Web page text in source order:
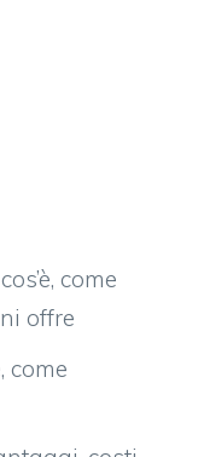
come
offre
come